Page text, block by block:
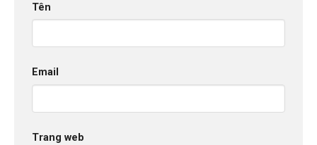
Tên
Email
Trang web